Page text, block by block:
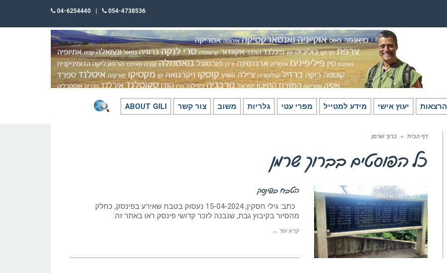
054-4738536
04-6254440
הרצאות יעוץ אישי מידע למטייל מפרי עטי גלריות משוב צור קשר ABOUT GILI
דף הבית » ברוך שרמן
כל הפוסטים בברוך שרמן
חומר רקע - אירופה
הטבח בפינסק
כתב: גילי חסקין; 15-04-2024 נעסוק בטבח שאירע בפינסק, כחלק
מהסיור בקיבוץ גבת, שנבנה לזכר קדושי פינסק ראו באתר זה:
קרא עוד ←